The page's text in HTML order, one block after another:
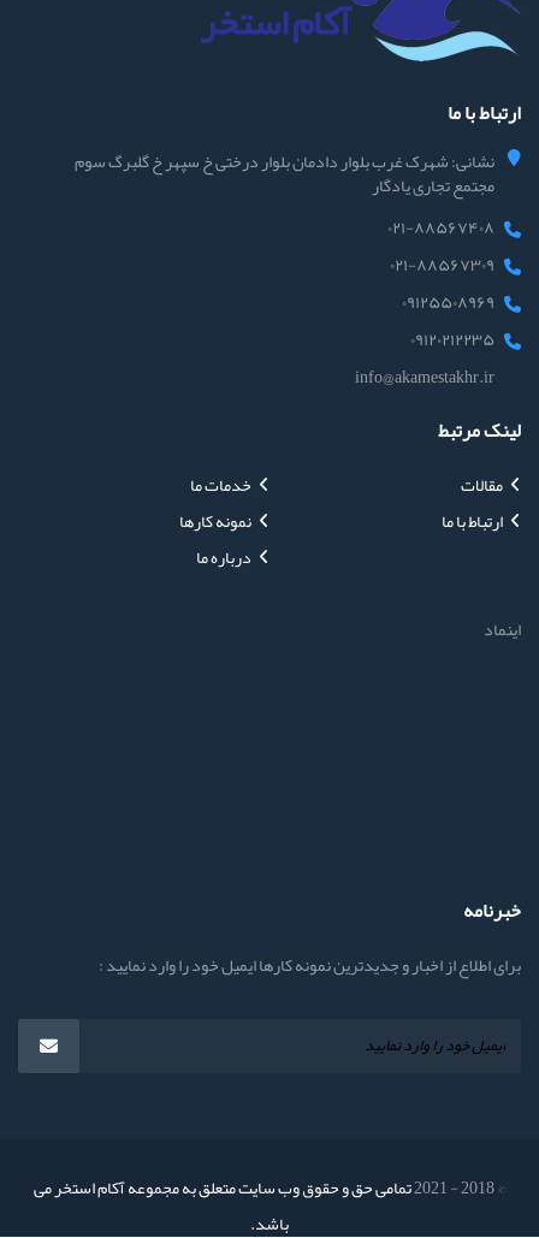
ارتباط با ما
نشانی: شهرک غرب بلوار دادمان بلوار درختی خ سپهر خ گلبرگ سوم
مجتمع تجاری یادگار
۰۲۱-۸۸۵۶۷۴۰۸
۰۲۱-۸۸۵۶۷۳۰۹
۰۹۱۲۵۵۰۸۹۶۹
۰۹۱۲۰۲۱۲۲۳۵
info@akamestakhr.ir
لینک مرتبط
خدمات ما
مقالات
نمونه کارها
ارتباط با ما
درباره ما
اینماد
خبرنامه
برای اطلاع از اخبار و جدیدترین نمونه کارها ایمیل خود را وارد نمایید :
© 2018 - 2021
تمامی حق و حقوق وب سایت متعلق به مجموعه آکام استخر می
باشد.